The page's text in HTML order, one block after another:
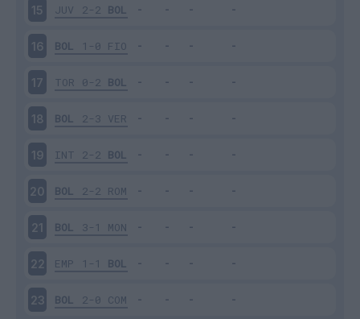
15 JUV 2-2 BOL
16 BOL 1-0 FIO
17 TOR 0-2 BOL
18 BOL 2-3 VER
19 INT 2-2 BOL
20 BOL 2-2 ROM
21 BOL 3-1 MON
22 EMP 1-1 BOL
23 BOL 2-0 COM